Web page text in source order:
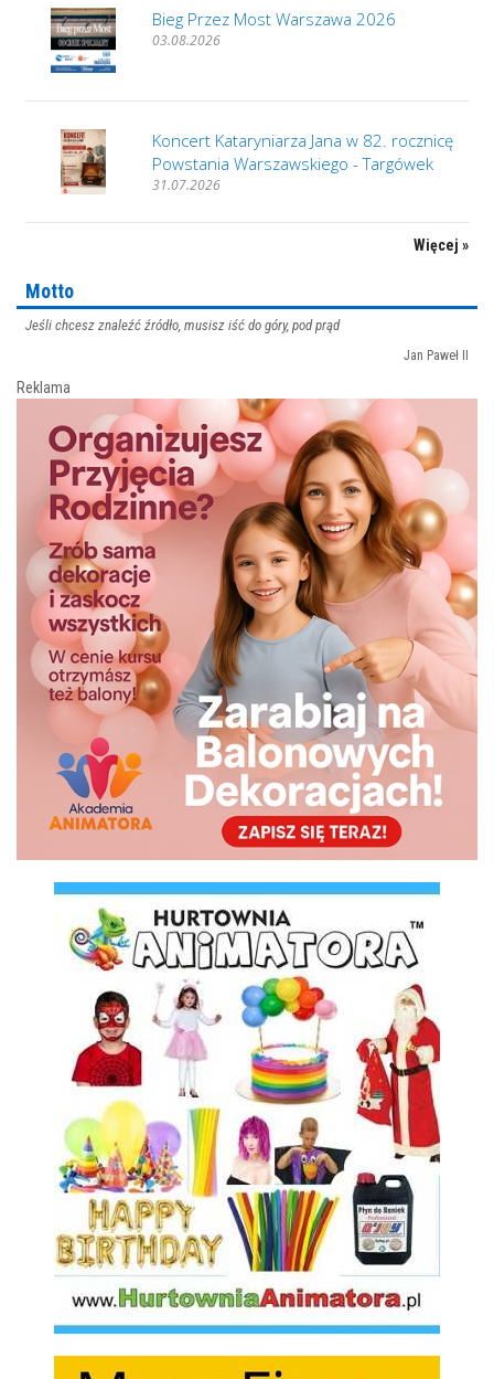
Bieg Przez Most Warszawa 2026
03.08.2026
Koncert Kataryniarza Jana w 82. rocznicę
Powstania Warszawskiego - Targówek
31.07.2026
Więcej »
Motto
Jeśli chcesz znaleźć źródło, musisz iść do góry, pod prąd
Jan Paweł II
Reklama